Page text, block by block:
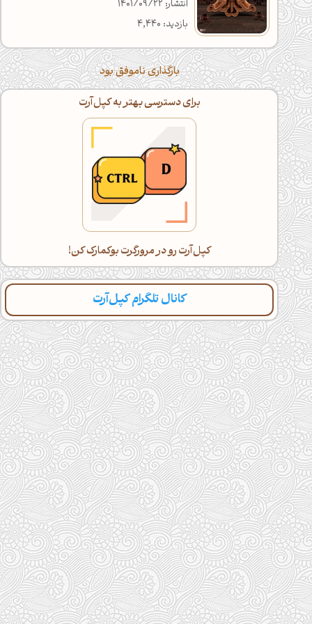
انتشار: 1401/09/22
بازدید: 4,440
بارگذاری ناموفق بود
اگه خسته شدی، با گوشی ادامه بده!
دراز بکش و کپل‌آرت رو اسکرول کن(:
کانال تلگرام کپل‌آرت